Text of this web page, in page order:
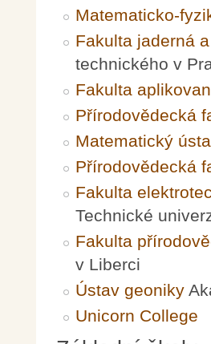
Matematicko-
Fakulta jaderná
technického v
Fakulta
Přírodovědecká
Matematický
Přírodovědecká
Fakulta
Technické
Fakulta
v Liberci
Ústav geoniky
Unicorn College